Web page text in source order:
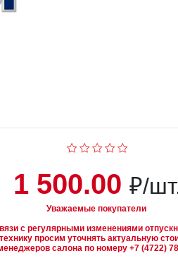
1 500.00 ₽/
Уважаемые покупатели
с регулярными изменениями
просим уточнять актуальную